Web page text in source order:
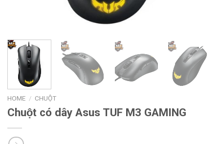
HOME / CHUỘT
Chuột có dây Asus TUF M3 GAMING